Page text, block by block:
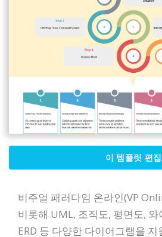
이 템플릿 편집
비주얼 패러다임 온라인(VP
비롯해 UML, 조직도, 평면도,
ERD 등 다양한 다이어그램을